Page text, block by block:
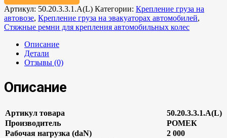
Артикул: 50.20.3.3.1.А(L) Категории: Крепление груза на
автовозе, Крепление груза на эвакуаторах автомобилей,
Стяжные ремни для крепления автомобильных колес
Описание
Детали
Отзывы (0)
Описание
Артикул товара
50.20.3.3.1.А(L)
Производитель
РОМЕК
Рабочая нагрузка (daN)
2 000